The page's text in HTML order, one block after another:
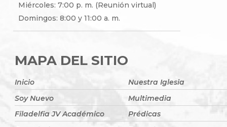
Miércoles: 7:00 p. m. (Reunión virtual)
Domingos: 8:00 y 11:00 a. m.
MAPA DEL SITIO
Inicio
Nuestra Iglesia
Soy Nuevo
Multimedia
Filadelfia JV Académico
Prédicas